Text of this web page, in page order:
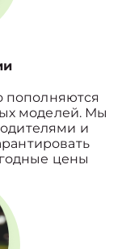
пополняются
моделей. Мы
и
цены